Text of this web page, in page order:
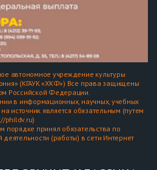
автономное учреждение культуры
(КГАУК «ХКФ») Все права защищены
Российской Федерации.
в информационных, научных, учебных
источник является обязательным (путем
phildv.ru)
порядке принял обязательства по
(работы) в сети Интернет